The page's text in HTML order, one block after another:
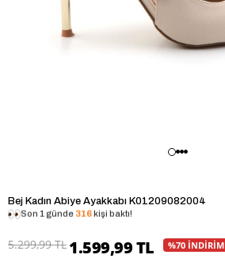
Bej Kadın Abiye Ayakkabı K01209082004
Son 1 günde 316 kişi baktı!
5.299,99 TL 1.599,99 TL %70 İNDİRİM